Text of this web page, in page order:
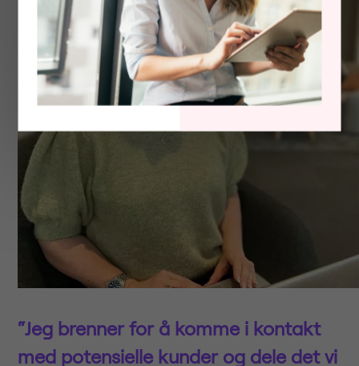
“Jeg brenner for å komme i kontakt
med potensielle kunder og dele det vi